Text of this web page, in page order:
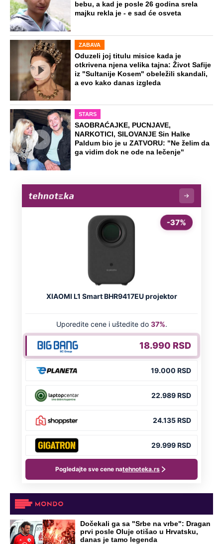
bebu, a kad je posle 26 godina srela
majku rekla je - e sad će osveta
ZABAVA
Oduzeli joj titulu misice kada je
otkrivena njena velika tajna: Život Safije
iz "Sultanije Kosem" obeležili skandali,
a evo kako danas izgleda
STARS
SAOBRAĆAJKE, PUCNJAVE,
NARKOTICI, SILOVANJE Sin Halke
Paldum bio je u ZATVORU: "Ne želim da
ga vidim dok ne ode na lečenje"
Dočekali ga sa "Srbe na vrbe": Dragan
prvi posle Oluje otišao u Hrvatsku,
danas je tamo legenda